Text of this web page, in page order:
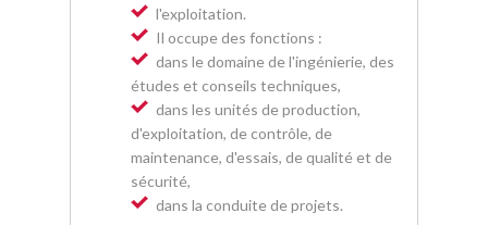
l'exploitation.
Il occupe des fonctions :
dans le domaine de l'ingénierie, des
études et conseils techniques,
dans les unités de production,
d'exploitation, de contrôle, de
maintenance, d'essais, de qualité et de
sécurité,
dans la conduite de projets.